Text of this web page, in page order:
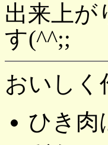
出来上が
す(^^;;
おいしく
ひき肉